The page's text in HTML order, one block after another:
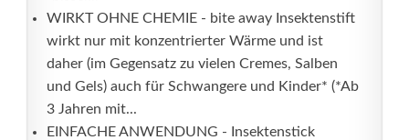
WIRKT OHNE CHEMIE - bite away Insektenstift
wirkt nur mit konzentrierter Wärme und ist
daher (im Gegensatz zu vielen Cremes, Salben
und Gels) auch für Schwangere und Kinder* (*Ab
3 Jahren mit...
EINFACHE ANWENDUNG - Insektenstick